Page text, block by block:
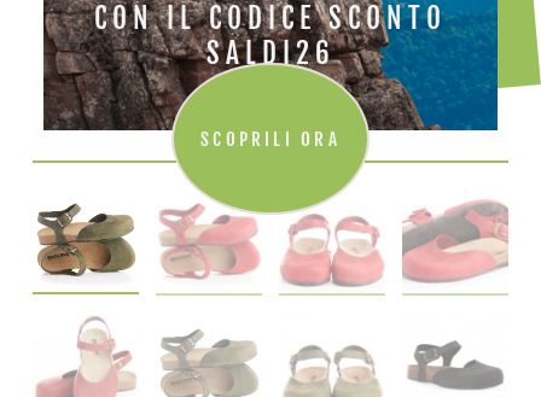
CON IL CODICE SCONTO
SALDI26
SCOPRILI ORA